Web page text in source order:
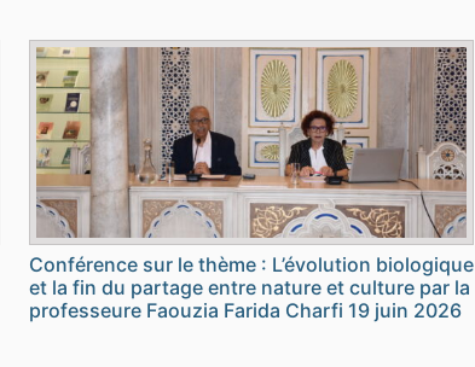
Conférence sur le thème : L’évolution biologique
et la fin du partage entre nature et culture par la
professeure Faouzia Farida Charfi 19 juin 2026